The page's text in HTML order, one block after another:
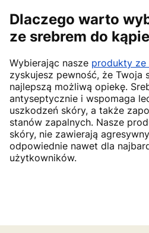
Dlaczego warto
ze srebrem do
Wybierając nasze produkty ze
zyskujesz pewność, że Twoja
najlepszą możliwą opiekę.
antyseptycznie i wspomaga
uszkodzeń skóry, a także
stanów zapalnych. Nasze
skóry, nie zawierają
odpowiednie nawet dla
użytkowników.